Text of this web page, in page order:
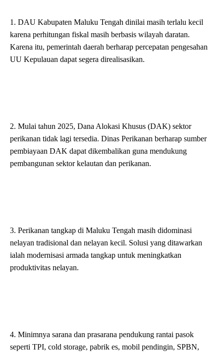
1. DAU Kabupaten Maluku Tengah dinilai masih terlalu kecil
karena perhitungan fiskal masih berbasis wilayah daratan.
Karena itu, pemerintah daerah berharap percepatan pengesahan
UU Kepulauan dapat segera direalisasikan.
2. Mulai tahun 2025, Dana Alokasi Khusus (DAK) sektor
perikanan tidak lagi tersedia. Dinas Perikanan berharap sumber
pembiayaan DAK dapat dikembalikan guna mendukung
pembangunan sektor kelautan dan perikanan.
3. Perikanan tangkap di Maluku Tengah masih didominasi
nelayan tradisional dan nelayan kecil. Solusi yang ditawarkan
ialah modernisasi armada tangkap untuk meningkatkan
produktivitas nelayan.
4. Minimnya sarana dan prasarana pendukung rantai pasok
seperti TPI, cold storage, pabrik es, mobil pendingin, SPBN,